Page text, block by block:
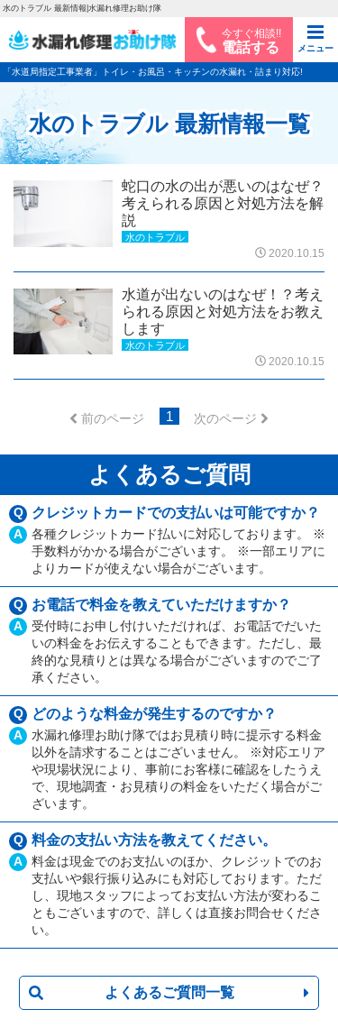
水のトラブル 最新情報|水漏れ修理お助け隊
今すぐ相談!!
電話する メニュー
「水道局指定工事業者」トイレ・お風呂・キッチンの水漏れ・詰まり対応!
水のトラブル 最新情報一覧
蛇口の水の出が悪いのはなぜ？
考えられる原因と対処方法を解
説
水のトラブル
2020.10.15
水道が出ないのはなぜ！？考え
られる原因と対処方法をお教え
します
水のトラブル
2020.10.15
前のページ 1 次のページ
よくあるご質問
Q クレジットカードでの支払いは可能ですか？
A
各種クレジットカード払いに対応しております。 ※
手数料がかかる場合がございます。 ※一部エリアに
よりカードが使えない場合がございます。
Q お電話で料金を教えていただけますか？
A
受付時にお申し付けいただければ、お電話でだいた
いの料金をお伝えすることもできます。ただし、最
終的な見積りとは異なる場合がございますのでご了
承ください。
Q どのような料金が発生するのですか？
A
水漏れ修理お助け隊ではお見積り時に提示する料金
以外を請求することはございません。 ※対応エリア
や現場状況により、事前にお客様に確認をしたうえ
で、現地調査・お見積りの料金をいただく場合がご
ざいます。
Q 料金の支払い方法を教えてください。
A
料金は現金でのお支払いのほか、クレジットでのお
支払いや銀行振り込みにも対応しております。ただ
し、現地スタッフによってお支払い方法が変わるこ
ともございますので、詳しくは直接お問合せくださ
い。
よくあるご質問一覧